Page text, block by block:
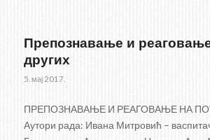
Препознавање и
других
5. мај 2017.
ПРЕПОЗНАВАЊЕ И РЕАГОВАЊЕ НА
Аутори рада: Ивана Митровић –